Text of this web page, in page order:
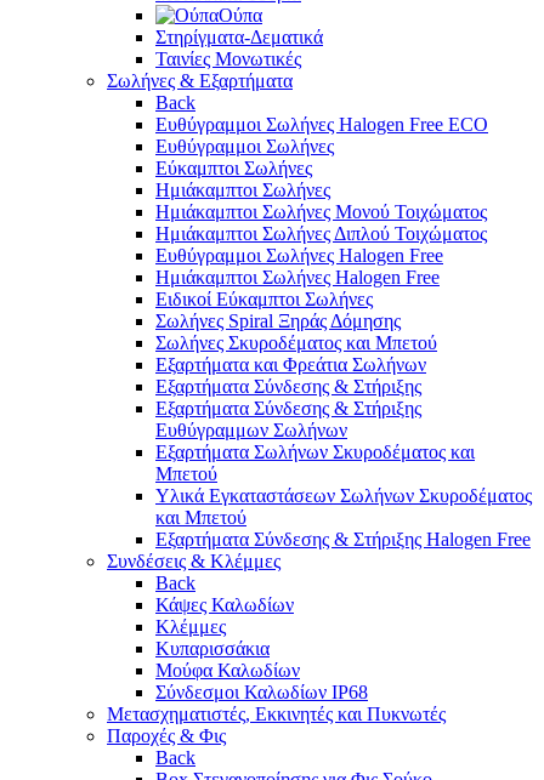
Ούπα
Στηρίγματα-Δεματικά
Ταινίες Μονωτικές
Σωλήνες & Εξαρτήματα
Back
Ευθύγραμμοι Σωλήνες Halogen Free ECO
Ευθύγραμμοι Σωλήνες
Εύκαμπτοι Σωλήνες
Ημιάκαμπτοι Σωλήνες
Ημιάκαμπτοι Σωλήνες Μονού Τοιχώματος
Ημιάκαμπτοι Σωλήνες Διπλού Τοιχώματος
Ευθύγραμμοι Σωλήνες Halogen Free
Ημιάκαμπτοι Σωλήνες Halogen Free
Ειδικοί Εύκαμπτοι Σωλήνες
Σωλήνες Spiral Ξηράς Δόμησης
Σωλήνες Σκυροδέματος και Μπετού
Εξαρτήματα και Φρεάτια Σωλήνων
Εξαρτήματα Σύνδεσης & Στήριξης
Εξαρτήματα Σύνδεσης & Στήριξης
Ευθύγραμμων Σωλήνων
Εξαρτήματα Σωλήνων Σκυροδέματος και
Μπετού
Υλικά Εγκαταστάσεων Σωλήνων Σκυροδέματος
και Μπετού
Εξαρτήματα Σύνδεσης & Στήριξης Halogen Free
Συνδέσεις & Κλέμμες
Back
Κάψες Καλωδίων
Κλέμμες
Κυπαρισσάκια
Μούφα Καλωδίων
Σύνδεσμοι Καλωδίων IP68
Μετασχηματιστές, Εκκινητές και Πυκνωτές
Παροχές & Φις
Back